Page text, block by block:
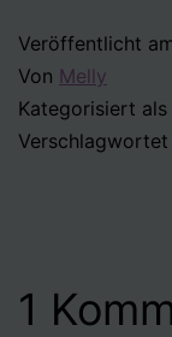
Veröffentlicht
Von Melly
Kategorisiert als
1